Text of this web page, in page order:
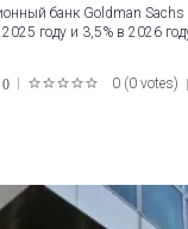
банк Goldman
году и 3,5% в 2026
0 0 (0 votes)